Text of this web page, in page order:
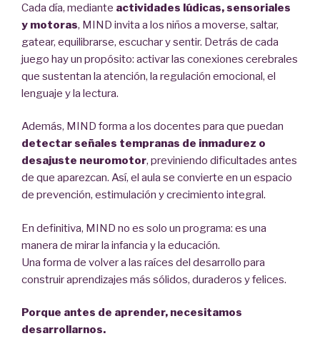
Cada día, mediante actividades lúdicas, sensoriales
y motoras, MIND invita a los niños a moverse, saltar,
gatear, equilibrarse, escuchar y sentir. Detrás de cada
juego hay un propósito: activar las conexiones cerebrales
que sustentan la atención, la regulación emocional, el
lenguaje y la lectura.
Además, MIND forma a los docentes para que puedan
detectar señales tempranas de inmadurez o
desajuste neuromotor, previniendo dificultades antes
de que aparezcan. Así, el aula se convierte en un espacio
de prevención, estimulación y crecimiento integral.
En definitiva, MIND no es solo un programa: es una
manera de mirar la infancia y la educación.
Una forma de volver a las raíces del desarrollo para
construir aprendizajes más sólidos, duraderos y felices.
Porque antes de aprender, necesitamos
desarrollarnos.